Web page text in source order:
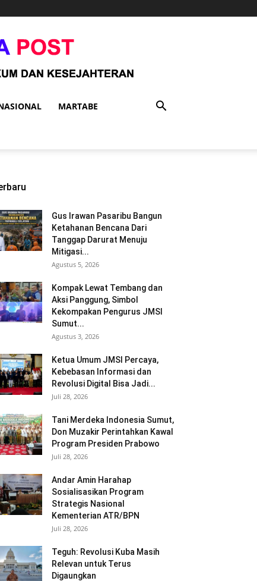
MARTABE
Gus Irawan Pasaribu Bangun
Ketahanan Bencana Dari
Tanggap Darurat Menuju
Mitigasi...
Agustus 5, 2026
Kompak Lewat Tembang dan
Aksi Panggung, Simbol
Kekompakan Pengurus JMSI
Sumut...
Agustus 3, 2026
Ketua Umum JMSI Percaya,
Kebebasan Informasi dan
Revolusi Digital Bisa Jadi...
Juli 28, 2026
Tani Merdeka Indonesia Sumut,
Don Muzakir Perintahkan Kawal
Program Presiden Prabowo
Juli 28, 2026
Andar Amin Harahap
Sosialisasikan Program
Strategis Nasional
Kementerian ATR/BPN
Juli 28, 2026
Teguh: Revolusi Kuba Masih
Relevan untuk Terus
Digaungkan